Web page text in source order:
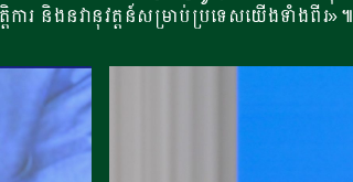
ារ និងនវានុវត្តន៍សម្រាប់ប្រទេសយើងទាំងពីរ»៕